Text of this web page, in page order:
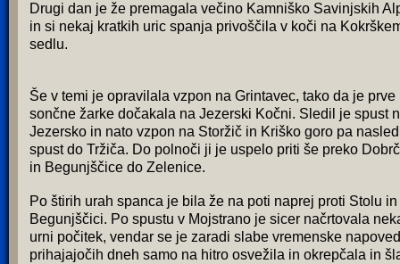
Drugi dan je že premagala večino Kamniško Savinjskih
in si nekaj kratkih uric spanja privoščila v koči na
sedlu.
Še v temi je opravilala vzpon na Grintavec, tako da je prve
sončne žarke dočakala na Jezerski Kočni. Sledil je spust
Jezersko in nato vzpon na Storžič in Kriško goro pa
spust do Tržiča. Do polnoči ji je uspelo priti še preko
in Begunjščice do Zelenice.
Po štirih urah spanca je bila že na poti naprej proti Stolu in
Begunjščici. Po spustu v Mojstrano je sicer načrtovala
urni počitek, vendar se je zaradi slabe vremenske
prihajajočih dneh samo na hitro osvežila in okrepčala in